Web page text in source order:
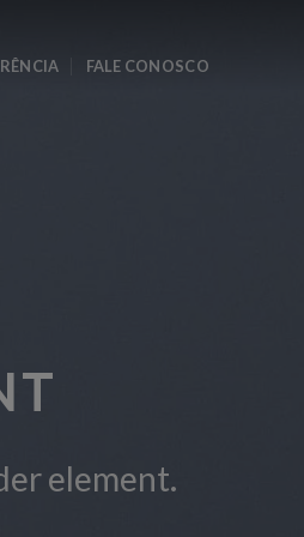
FALE CONOSCO
Content or Shortcode here
CLICK ME